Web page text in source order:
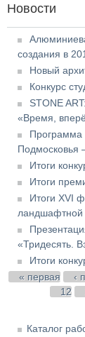
Новости
создания в
Новый
Конкурс
STONE
«Время,
Программа
Подмосковья
Итоги
Итоги
Итоги XVI
ландшафтной
«Тридесять.
Итоги
Страницы
« первая ‹
12
Каталог